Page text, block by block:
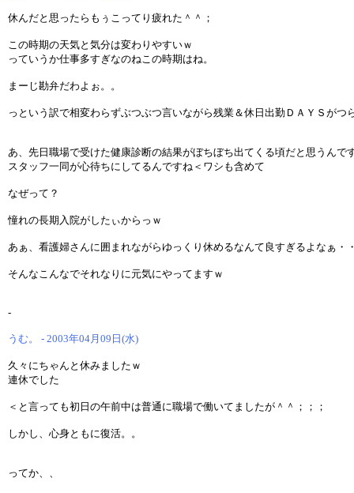
休んだと思ったらもぅこってり疲れた＾＾；
この時期の天気と気分は変わりやすいｗ
っていうか仕事多すぎなのねこの時期はね。
まーじ勘弁だわよぉ。。
っという訳で相変わらずぶつぶつ言いながら残業＆休日出勤ＤＡＹＳがつ
あ、先日職場で受けた健康診断の結果がぼちぼち出てくる頃だと思うんで
スタッフ一同が心待ちにしてるんですね＜ワシも含めて
なぜって？
憧れの長期入院がしたぃからっｗ
あぁ、看護婦さんに囲まれながらゆっくり休めるなんて良すぎるよなぁ・
そんなこんなでそれなりに元気にやってますｗ
-
うむ。 - 2003年04月09日(水)
久々にちゃんと休みましたｗ
連休でした
＜と言っても初日の午前中は普通に職場で働いてましたが＾＾；；；
しかし、心身ともに復活。。
ってか、、